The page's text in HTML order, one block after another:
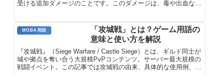
受ける追加ダメージのことです。このダメージは、毒や出血など
種類やゲームによって異なります。
MOBA用語
「攻城戦」とは？ゲーム用語の
意味と使い方を解説
『攻城戦』（Siege Warfare / Castle Siege）とは、ギルド同士が
城や拠点を奪い合う大規模PvPコンテンツ。サーバー最大規模の
戦闘イベント。この記事では攻城戦の由来、具体的な使用例、関